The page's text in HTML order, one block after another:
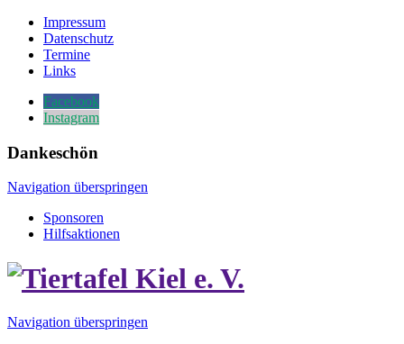
Impressum
Datenschutz
Termine
Links
Facebook
Instagram
Dankeschön
Navigation überspringen
Sponsoren
Hilfsaktionen
Navigation überspringen